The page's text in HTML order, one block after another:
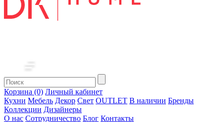
Корзина (0) Личный кабинет
Кухни Мебель Декор Свет OUTLET В наличии Бренды
Коллекции Дизайнеры
О нас Сотрудничество Блог Контакты